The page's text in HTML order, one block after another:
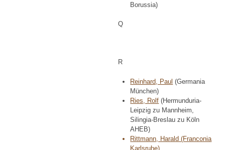
Borussia)
Q
R
Reinhard, Paul (Germania
München)
Ries, Rolf (Hermunduria-
Leipzig zu Mannheim,
Silingia-Breslau zu Köln
AHEB)
Rittmann, Harald (Franconia
Karlsruhe)